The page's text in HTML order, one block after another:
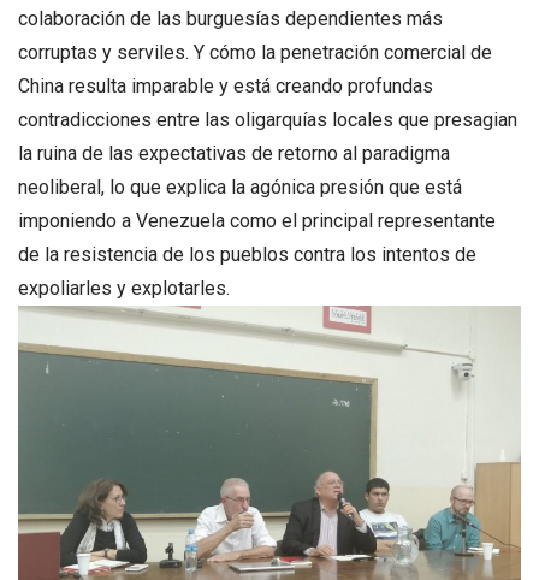
colaboración de las burguesías dependientes más
corruptas y serviles. Y cómo la penetración comercial de
China resulta imparable y está creando profundas
contradicciones entre las oligarquías locales que presagian
la ruina de las expectativas de retorno al paradigma
neoliberal, lo que explica la agónica presión que está
imponiendo a Venezuela como el principal representante
de la resistencia de los pueblos contra los intentos de
expoliarles y explotarles.